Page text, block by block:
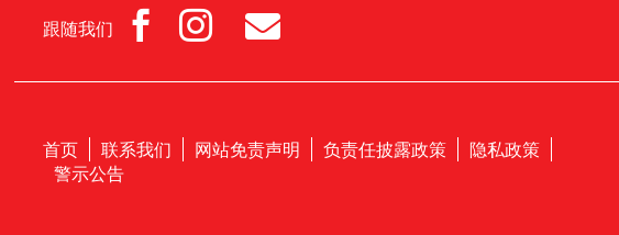
跟随我们   
首页 联系我们 网站免责声明 负责任披露政策
隐私政策
警示公告